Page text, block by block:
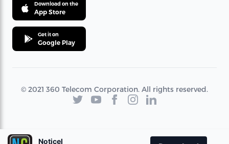
Download on the
App Store
Get it on
Google Play
© 2021 360 Telecom Corporation. All rights reserved.
Noticel